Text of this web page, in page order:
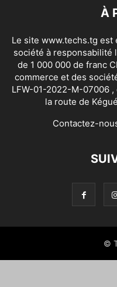
À
Le site www.techs.tg est
société à responsabilité
de 1 000 000 de franc
commerce et des
LFW-01-2022-M-07006
la route de
Contactez-
©